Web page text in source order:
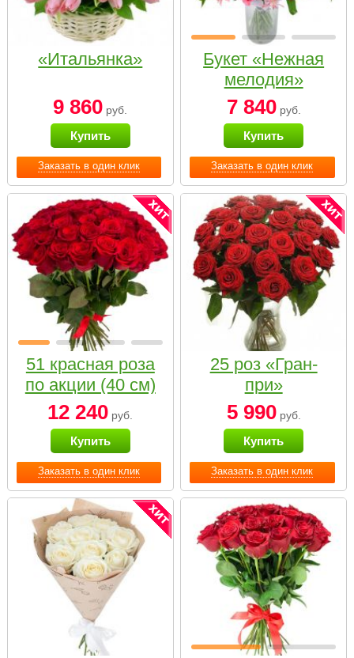
Заказать в один клик
«Итальянка»
9 860 руб.
Купить
Заказать в один клик
Букет «Нежная
мелодия»
7 840руб.
Купить
Заказать в один клик
51 красная роза
по акции (40 см)
12 240 руб.
Купить
Заказать в один клик
25 роз «Гран-
при»
5 990руб.
Купить